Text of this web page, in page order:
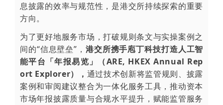
息披露的效率与规范性，是港交所持续探索的重要
方向。
为了更好地服务市场，打破规则条文与实操案例之
间的“信息壁垒”， 港交所携手庖丁科技打造人工智
能平台「年报易览」（ARE, HKEX Annual Rep
ort Explorer）， 通过技术创新将监管规则、披露
案例和审阅建议整合为一体化服务工具，推动资本
市场年报披露质量与合规水平提升，赋能监管服务